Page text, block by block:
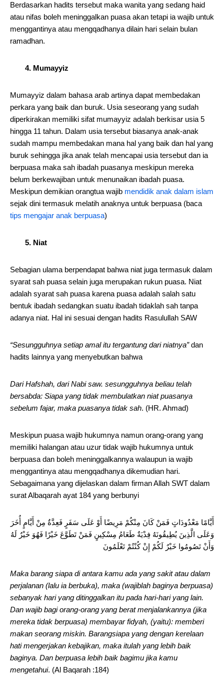
Berdasarkan hadits tersebut maka wanita yang sedang haid
atau nifas boleh meninggalkan puasa akan tetapi ia wajib untuk
menggantinya atau mengqadhanya dilain hari selain bulan
ramadhan.
4. Mumayyiz
Mumayyiz dalam bahasa arab artinya dapat membedakan
perkara yang baik dan buruk. Usia seseorang yang sudah
diperkirakan memiliki sifat mumayyiz adalah berkisar usia 5
hingga 11 tahun. Dalam usia tersebut biasanya anak-anak
sudah mampu membedakan mana hal yang baik dan hal yang
buruk sehingga jika anak telah mencapai usia tersebut dan ia
berpuasa maka sah ibadah puasanya meskipun mereka
belum berkewajiban untuk menunaikan ibadah puasa.
Meskipun demikian orangtua wajib mendidik anak dalam islam
sejak dini termasuk melatih anaknya untuk berpuasa (baca
tips mengajar anak berpuasa)
5. Niat
Sebagian ulama berpendapat bahwa niat juga termasuk dalam
syarat sah puasa selain juga merupakan rukun puasa. Niat
adalah syarat sah puasa karena puasa adalah salah satu
bentuk ibadah sedangkan suatu ibadah tidaklah sah tanpa
adanya niat. Hal ini sesuai dengan hadits Rasulullah SAW
“Sesungguhnya setiap amal itu tergantung dari niatnya”dan
hadits lainnya yang menyebutkan bahwa
Dari Hafshah, dari Nabi saw. sesungguhnya beliau telah
bersabda: Siapa yang tidak membulatkan niat puasanya
sebelum fajar, maka puasanya tidak sah. (HR. Ahmad)
Meskipun puasa wajib hukumnya namun orang-orang yang
memiliki halangan atau uzur tidak wajib hukumnya untuk
berpuasa dan boleh meninggalkannya walaupun ia wajib
menggantinya atau mengqadhanya dikemudian hari.
Sebagaimana yang dijelaskan dalam firman Allah SWT dalam
surat Albaqarah ayat 184 yang berbunyi
أَيَّامًا مَعْدُودَاتٍ فَمَنْ كَانَ مِنْكُمْ مَرِيضًا أَوْ عَلَى سَفَرٍ فَعِدَّةٌ مِنْ أَيَّامٍ أُخَرَ
وَعَلَى الَّذِينَ يُطِيقُونَهُ فِدْيَةٌ طَعَامُ مِسْكِينٍ فَمَنْ تَطَوَّعَ خَيْرًا فَهُوَ خَيْرٌ لَهُ
وَأَنْ تَصُومُوا خَيْرٌ لَكُمْ إِنْ كُنْتُمْ تَعْلَمُونَ
Maka barang siapa di antara kamu ada yang sakit atau dalam
perjalanan (lalu ia berbuka), maka (wajiblah baginya berpuasa)
sebanyak hari yang ditinggalkan itu pada hari-hari yang lain.
Dan wajib bagi orang-orang yang berat menjalankannya (jika
mereka tidak berpuasa) membayar fidyah, (yaitu): memberi
makan seorang miskin. Barangsiapa yang dengan kerelaan
hati mengerjakan kebajikan, maka itulah yang lebih baik
baginya. Dan berpuasa lebih baik bagimu jika kamu
mengetahui. (Al Baqarah :184)